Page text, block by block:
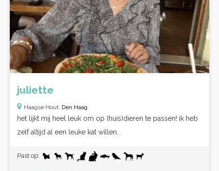
juliette
Haagse Hout, Den Haag
het lijkt mij heel leuk om op (huis)dieren te passen! ik heb
zelf altijd al een leuke kat willen...
Past op: